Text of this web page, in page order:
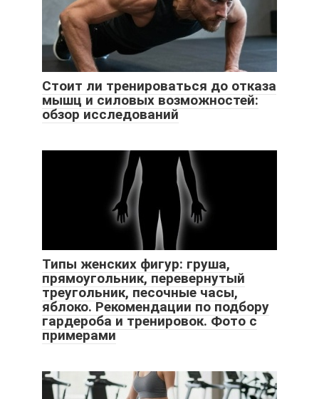
Стоит ли тренироваться до отказа
мышц и силовых возможностей:
обзор исследований
Типы женских фигур: груша,
прямоугольник, перевернутый
треугольник, песочные часы,
яблоко. Рекомендации по подбору
гардероба и тренировок. Фото с
примерами